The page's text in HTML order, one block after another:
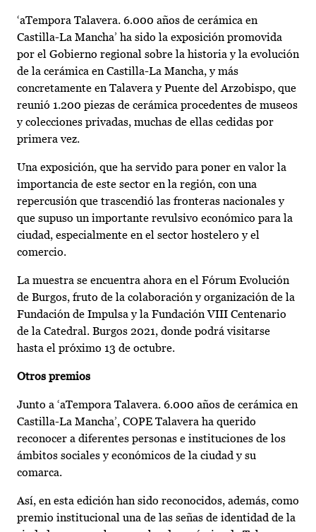
‘aTempora Talavera. 6.000 años de cerámica en
Castilla-La Mancha’ ha sido la exposición promovida
por el Gobierno regional sobre la historia y la evolución
de la cerámica en Castilla-La Mancha, y más
concretamente en Talavera y Puente del Arzobispo, que
reunió 1.200 piezas de cerámica procedentes de museos
y colecciones privadas, muchas de ellas cedidas por
primera vez.
Una exposición, que ha servido para poner en valor la
importancia de este sector en la región, con una
repercusión que trascendió las fronteras nacionales y
que supuso un importante revulsivo económico para la
ciudad, especialmente en el sector hostelero y el
comercio.
La muestra se encuentra ahora en el Fórum Evolución
de Burgos, fruto de la colaboración y organización de la
Fundación de Impulsa y la Fundación VIII Centenario
de la Catedral. Burgos 2021, donde podrá visitarse
hasta el próximo 13 de octubre.
Otros premios
Junto a ‘aTempora Talavera. 6.000 años de cerámica en
Castilla-La Mancha’, COPE Talavera ha querido
reconocer a diferentes personas e instituciones de los
ámbitos sociales y económicos de la ciudad y su
comarca.
Así, en esta edición han sido reconocidos, además, como
premio institucional una de las señas de identidad de la